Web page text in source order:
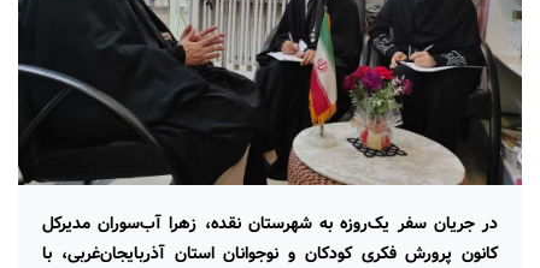
در جریان سفر یک‌روزه به شهرستان نقده، زهرا آب‌سوران مدیرکل
کانون پرورش فکری کودکان و نوجوانان استان آذربایجان‌غربی، با